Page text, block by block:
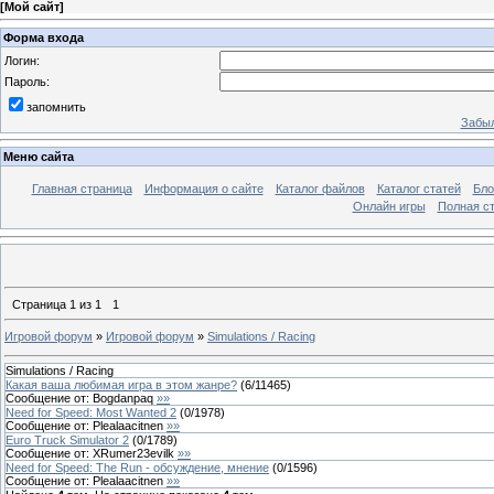
[Мой сайт]
Форма входа
Логин:
Пароль:
запомнить
Меню сайта
Главная страница Информация о сайте Каталог файлов Каталог статей
Онлайн игры
Полная
Страница 1 из 1 1
Игровой форум » Игровой форум » Simulations / Racing
Simulations / Racing
Какая ваша любимая игра в этом жанре? (6/11465)
Сообщение от: Bogdanpaq »»
Need for Speed: Most Wanted 2 (0/1978)
Сообщение от: Plealaacitnen »»
Euro Truck Simulator 2 (0/1789)
Сообщение от: XRumer23evilk »»
Need for Speed: The Run - обсуждение, мнение (0/1596)
Сообщение от: Plealaacitnen »»